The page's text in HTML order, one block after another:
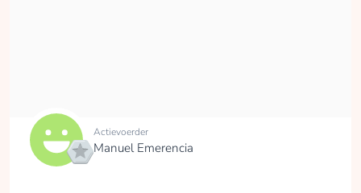
Actievoerder
Manuel Emerencia